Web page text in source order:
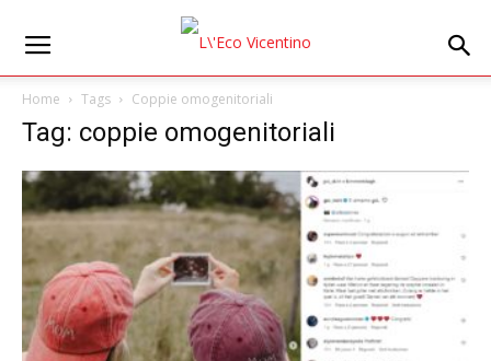
Home Tags Coppie omogenitoriali
Tag: coppie omogenitoriali